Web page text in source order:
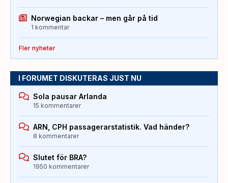
Norwegian backar – men går på tid
1 kommentar
Fler nyheter
I FORUMET DISKUTERAS JUST NU
Sola pausar Arlanda
15 kommentarer
ARN, CPH passagerarstatistik. Vad händer?
8 kommentarer
Slutet för BRA?
1950 kommentarer